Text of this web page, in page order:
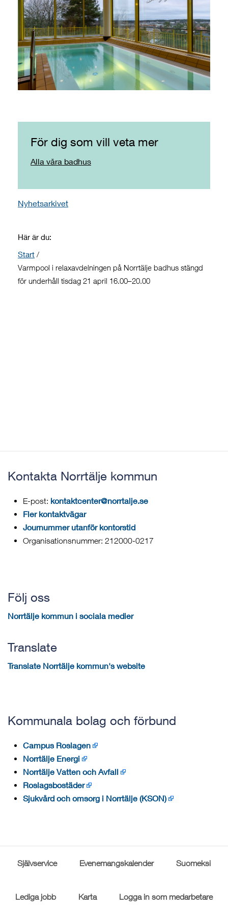
För dig som vill veta mer
Alla våra badhus
Nyhetsarkivet
Här är du:
Start /
Varmpool i relaxavdelningen på Norrtälje badhus stängd
för underhåll tisdag 21 april 16.00–20.00
Kontakta Norrtälje kommun
E-post: kontaktcenter@norrtalje.se
Fler kontaktvägar
Journummer utanför kontorstid
Organisationsnummer: 212000-0217
Följ oss
Norrtälje kommun i sociala medier
Translate
Translate Norrtälje kommun's website
Kommunala bolag och förbund
Campus Roslagen
Norrtälje Energi
Norrtälje Vatten och Avfall
Roslagsbostäder
Sjukvård och omsorg i Norrtälje (KSON)
Självservice Evenemangskalender Suomeksi
Lediga jobb Karta Logga in som medarbetare